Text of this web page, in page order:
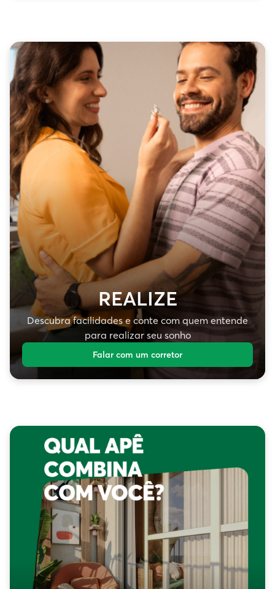
REALIZE
Descubra facilidades e conte com quem entende
para realizar seu sonho
Falar com um corretor